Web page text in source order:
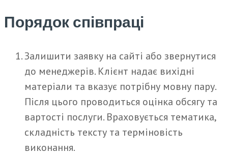
Порядок співпраці
Залишити заявку на сайті або звернутися
до менеджерів. Клієнт надає вихідні
матеріали та вказує потрібну мовну пару.
Після цього проводиться оцінка обсягу та
вартості послуги. Враховується тематика,
складність тексту та терміновість
виконання.